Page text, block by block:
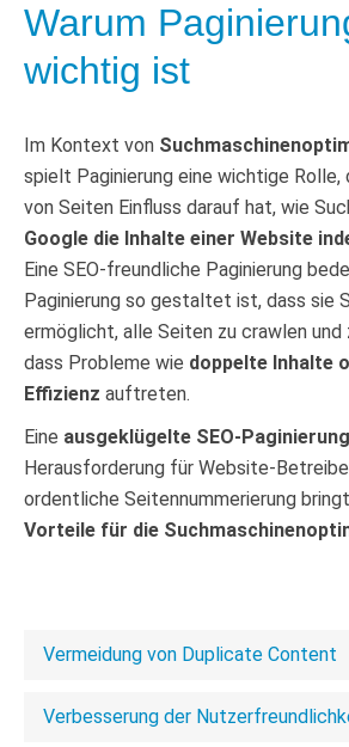
Warum
wichtig ist
Im Kontext von
spielt Paginierung eine wichtige Rolle,
von Seiten Einfluss darauf hat, wie
Google die Inhalte einer Website
Eine SEO-freundliche Paginierung
Paginierung so gestaltet ist, dass sie
ermöglicht, alle Seiten zu crawlen und
dass Probleme wie doppelte Inhalte
Effizienz auftreten.
Eine ausgeklügelte SEO-Paginierung
Herausforderung für Website-
ordentliche Seitennummerierung
Vorteile für die
Vermeidung von Duplicate Content
Verbesserung der